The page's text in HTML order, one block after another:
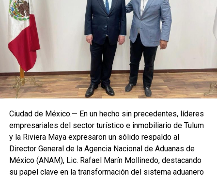
Ciudad de México.— En un hecho sin precedentes, líderes
empresariales del sector turístico e inmobiliario de Tulum
y la Riviera Maya expresaron un sólido respaldo al
Director General de la Agencia Nacional de Aduanas de
México (ANAM), Lic. Rafael Marín Mollinedo, destacando
su papel clave en la transformación del sistema aduanero